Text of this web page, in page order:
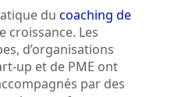
du coaching de
croissance. Les
d’organisations
up et de PME ont
par des